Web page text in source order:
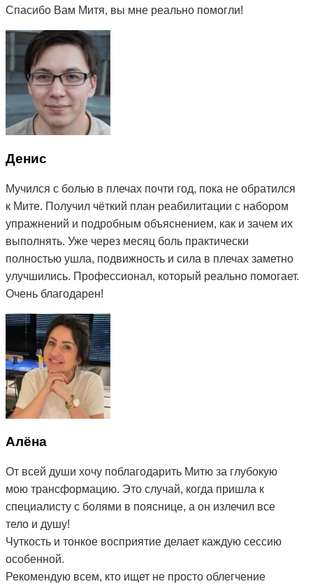
Спасибо Вам Митя, вы мне реально помогли!
Денис
Мучился с болью в плечах почти год, пока не обратился
к Мите. Получил чёткий план реабилитации с набором
упражнений и подробным объяснением, как и зачем их
выполнять. Уже через месяц боль практически
полностью ушла, подвижность и сила в плечах заметно
улучшились. Профессионал, который реально помогает.
Очень благодарен!
Алёна
От всей души хочу поблагодарить Митю за глубокую
мою трансформацию. Это случай, когда пришла к
специалисту с болями в пояснице, а он излечил все
тело и душу!
Чуткость и тонкое восприятие делает каждую сессию
особенной.
Рекомендую всем, кто ищет не просто облегчение